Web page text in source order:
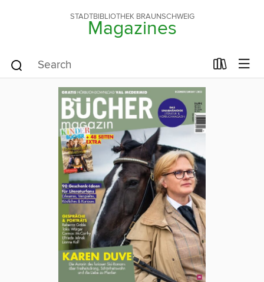
STADTBIBLIOTHEK BRAUNSCHWEIG
Magazines